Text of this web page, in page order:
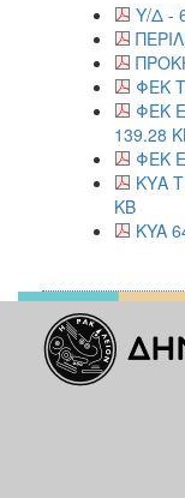
ΠΟΛΙΤΙΣΜΟΣ
ΑΝΘΕΚΤΙΚΗ
Υ/Δ -
ΦΕΚ
ΦΕΚ
139.28
ΦΕΚ
ΚΥΑ
KB
KYA